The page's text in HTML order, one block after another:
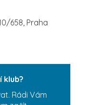
658, Praha
klub?
Rádi Vám